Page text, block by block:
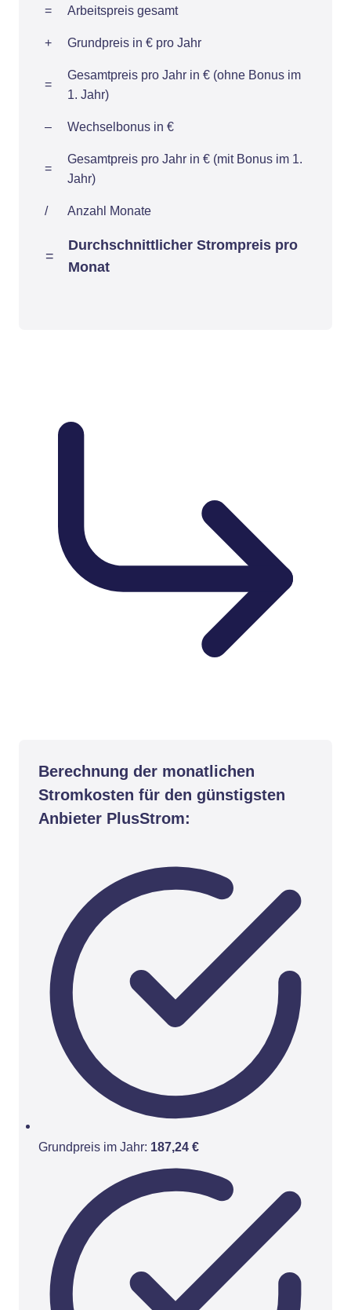
= Arbeitspreis gesamt
+ Grundpreis in € pro Jahr
=
Gesamtpreis pro Jahr in € (ohne Bonus im
1. Jahr)
– Wechselbonus in €
=
Gesamtpreis pro Jahr in € (mit Bonus im 1.
Jahr)
/ Anzahl Monate
=
Durchschnittlicher Strompreis pro
Monat
Berechnung der monatlichen
Stromkosten für den günstigsten
Anbieter PlusStrom:
Grundpreis im Jahr: 187,24 €